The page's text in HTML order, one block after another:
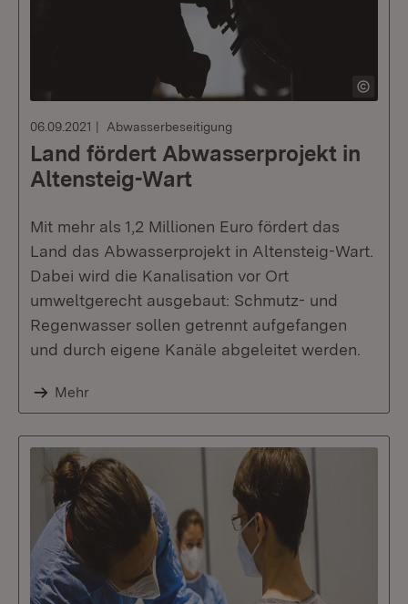
06.09.2021 Abwasserbeseitigung
Land fördert Abwasserprojekt in
Altensteig-Wart
Mit mehr als 1,2 Millionen Euro fördert das
Land das Abwasserprojekt in Altensteig-Wart.
Dabei wird die Kanalisation vor Ort
umweltgerecht ausgebaut: Schmutz- und
Regenwasser sollen getrennt aufgefangen
und durch eigene Kanäle abgeleitet werden.
Mehr